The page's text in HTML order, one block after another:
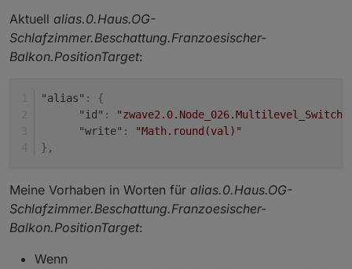
Aktuell alias.0.Haus.OG-
Schlafzimmer.Beschattung.Franzoesischer-
Balkon.PositionTarget:
"alias" :
{
"id" :
"write" :
"Math.round(val)"
} ,
Meine Vorhaben in Worten für alias.0.Haus.OG-
Schlafzimmer.Beschattung.Franzoesischer-
Balkon.PositionTarget:
Wenn